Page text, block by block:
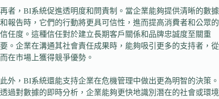
再者，BI系統促進透明度和問責制。當企業能夠提供清晰的數據
和報告時，它們的行動將更具可信性，進而提高消費者和公眾的
信任度。這種信任對於建立長期客戶關係和品牌忠誠度至關重
要。企業在溝通其社會責任成果時，能夠吸引更多的支持者，從
而在市場上獲得競爭優勢。
此外，BI系統還能支持企業在危機管理中做出更為明智的決策。
透過對數據的即時分析，企業能夠更快地識別潛在的社會或環境